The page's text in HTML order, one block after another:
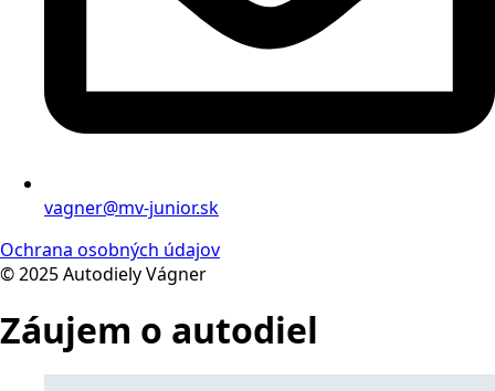
vagner@mv-junior.sk
Ochrana osobných údajov
© 2025 Autodiely Vágner
Záujem o autodiel